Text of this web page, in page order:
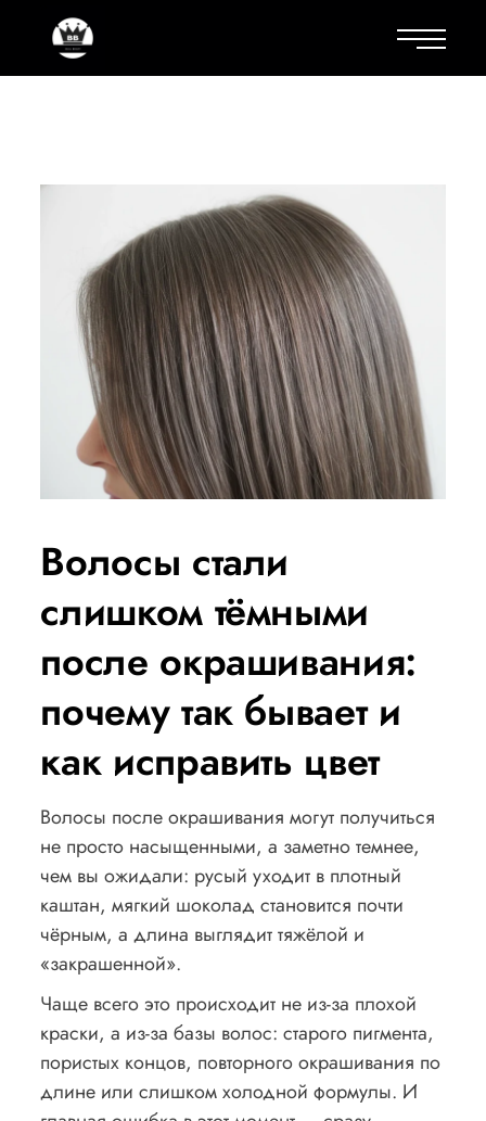
Волосы стали
слишком тёмными
после окрашивания:
почему так бывает и
как исправить цвет
Волосы после окрашивания могут получиться
не просто насыщенными, а заметно темнее,
чем вы ожидали: русый уходит в плотный
каштан, мягкий шоколад становится почти
чёрным, а длина выглядит тяжёлой и
«закрашенной».
Чаще всего это происходит не из-за плохой
краски, а из-за базы волос: старого пигмента,
пористых концов, повторного окрашивания по
длине или слишком холодной формулы. И